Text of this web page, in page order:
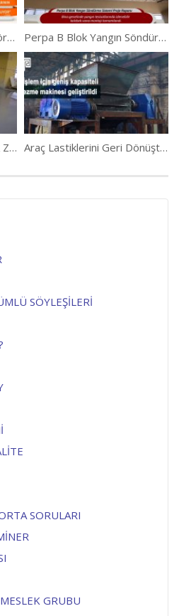
Elektrik Mühendisleri Sektörü I Perpa B Blok Yangın Söndürme Sistemi Proje Raporu 17.8.15
PERPA B Blok G1 Otopark Zemin Bakımı Araç Lastiklerini Geri Dönüştüren Makine
SÖYLEŞİLERİ
SORULARI
GRUBU